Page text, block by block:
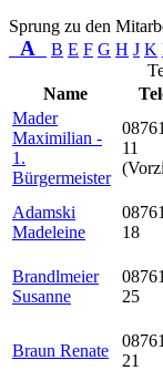
Sprung zu den
A B E F G H J K
Name
Mader
Maximilian -
1.
Bürgermeister
11
Adamski
Madeleine
18
Brandlmeier
Susanne
25
Braun Renate
21